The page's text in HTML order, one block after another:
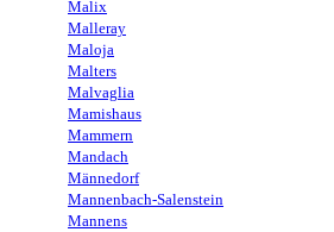
Malix
Malleray
Maloja
Malters
Malvaglia
Mamishaus
Mammern
Mandach
Männedorf
Mannenbach-Salenstein
Mannens